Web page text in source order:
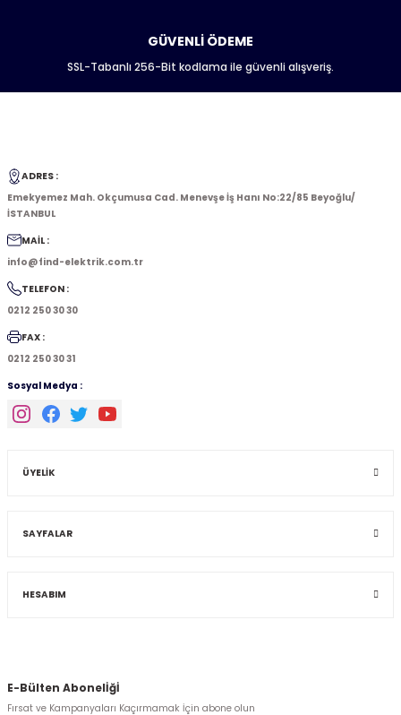
GÜVENLİ ÖDEME
SSL-Tabanlı 256-Bit kodlama ile güvenli alışveriş.
ADRES :
Emekyemez Mah. Okçumusa Cad. Menevşe İş Hanı No:22/85 Beyoğlu/
İSTANBUL
MAİL :
info@find-elektrik.com.tr
TELEFON :
0212 250 30 30
FAX :
0212 250 30 31
Sosyal Medya :
ÜYELİK
SAYFALAR
HESABIM
E-Bülten Abonelİğİ
Fırsat ve Kampanyaları Kaçırmamak İçin abone olun